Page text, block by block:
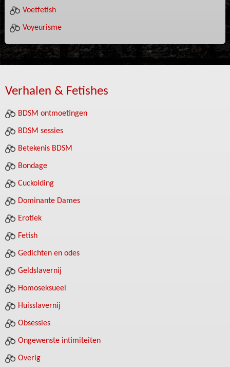
Voetfetish
Voyeurisme
Verhalen & Fetishes
BDSM ontmoetingen
BDSM sessies
Betekenis BDSM
Bondage
Cuckolding
Dominante Dames
Erotiek
Fetish
Gedichten en odes
Geldslavernij
Homoseksueel
Huisslavernij
Obsessies
Ongewenste intimiteiten
Overig